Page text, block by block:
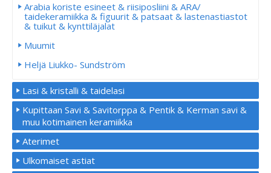
Arabia koriste esineet & riisiposliini & ARA/
taidekeramiikka & figuurit & patsaat & lastenastiastot
& tuikut & kynttiläjalat
Muumit
Heljä Liukko- Sundström
Lasi & kristalli & taidelasi
Kupittaan Savi & Savitorppa & Pentik & Kerman savi &
muu kotimainen keramiikka
Aterimet
Ulkomaiset astiat